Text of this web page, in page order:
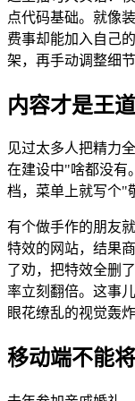
点代码基础。就像
费事却能加入自己
架，再手动调整细
内容才是王道
见过太多人把精力
在建设中"啥都没
档，菜单上就写个"
有个做手作的朋友
特效的网站，结果
了劝，把特效全删
率立刻翻倍。这事
眼花缭乱的视觉轰炸
移动端不能